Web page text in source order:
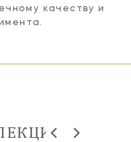
качеству и